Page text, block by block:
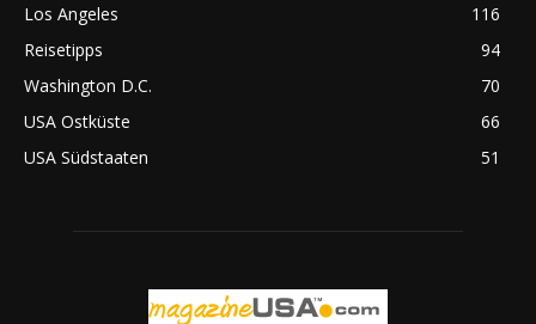
Los Angeles
116
Reisetipps
94
Washington D.C.
70
USA Ostküste
66
USA Südstaaten
51